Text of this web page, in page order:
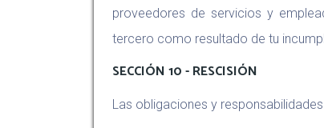
proveedores de servicios y
tercero como resultado de tu
SECCIÓN 10 - RESCISIÓN
Las obligaciones y